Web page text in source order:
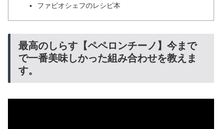
ファビオシェフのレシピ本
最高のしらす【ペペロンチーノ】今まで
で一番美味しかった組み合わせを教えま
す。